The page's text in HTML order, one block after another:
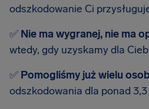
odszkodowanie Ci
✅ Nie ma wygranej, nie ma
wtedy, gdy uzyskamy dla
✅ Pomogliśmy już wielu
odszkodowania dla ponad